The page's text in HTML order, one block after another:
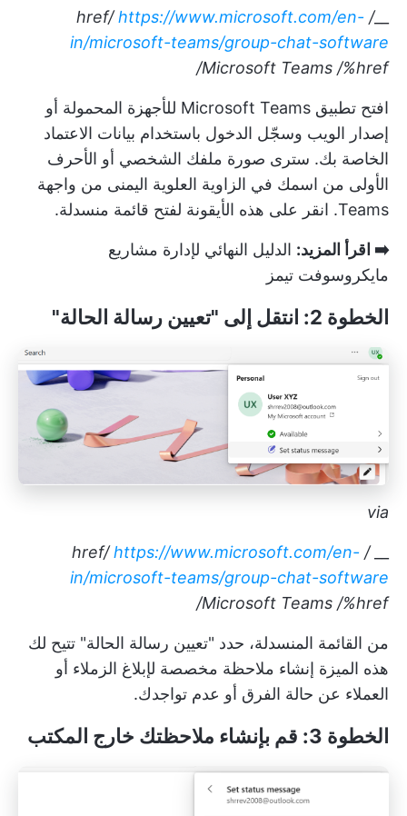
__
/ href/
https://www.microsoft.com/en-
in/microsoft-teams/group-chat-software
Microsoft Teams /%href/
افتح تطبيق Microsoft Teams للأجهزة المحمولة أو
إصدار الويب وسجّل الدخول باستخدام بيانات الاعتماد
الخاصة بك. سترى صورة ملفك الشخصي أو الأحرف
الأولى من اسمك في الزاوية العلوية اليمنى من واجهة
Teams. انقر على هذه الأيقونة لفتح قائمة منسدلة.
➡️ اقرأ المزيد: الدليل النهائي لإدارة مشاريع
مايكروسوفت تيمز
الخطوة 2: انتقل إلى "تعيين رسالة الحالة"
via
/ href/
https://www.microsoft.com/en-
in/microsoft-teams/group-chat-software
Microsoft Teams /%href/
من القائمة المنسدلة، حدد "تعيين رسالة الحالة" تتيح لك
هذه الميزة إنشاء ملاحظة مخصصة لإبلاغ الزملاء أو
العملاء عن حالة الفرق أو عدم تواجدك.
الخطوة 3: قم بإنشاء ملاحظتك خارج المكتب